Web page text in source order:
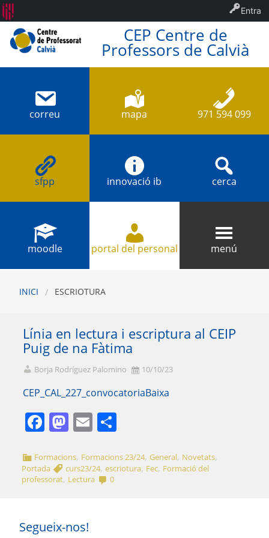
CEP Centre de
Professors de Calvià
correu mapa 971 594 099
sfpp innovació ib cerca
moodle portal del personal menú
INICI ESCRIOTURA
Línia en lectura i escriptura al CEIP
Puig de na Fàtima
Borja Rodríguez Palomino 10/10/23
CEP_CAL_227_convocatoriaBaixa
Facebook
Mastodon
Email
Formacions, Formacions 23/24, General, Novetats,
Portada curs23/24, escriotura, Fec, Formació del
professorat, Lectura 0
Segueix-nos!
Entra